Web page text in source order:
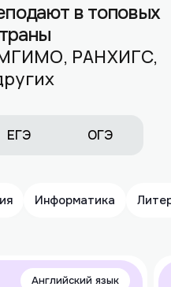
в топовых
РАНХИГС,
ЕГЭ ОГЭ
Информатика
Английский язык